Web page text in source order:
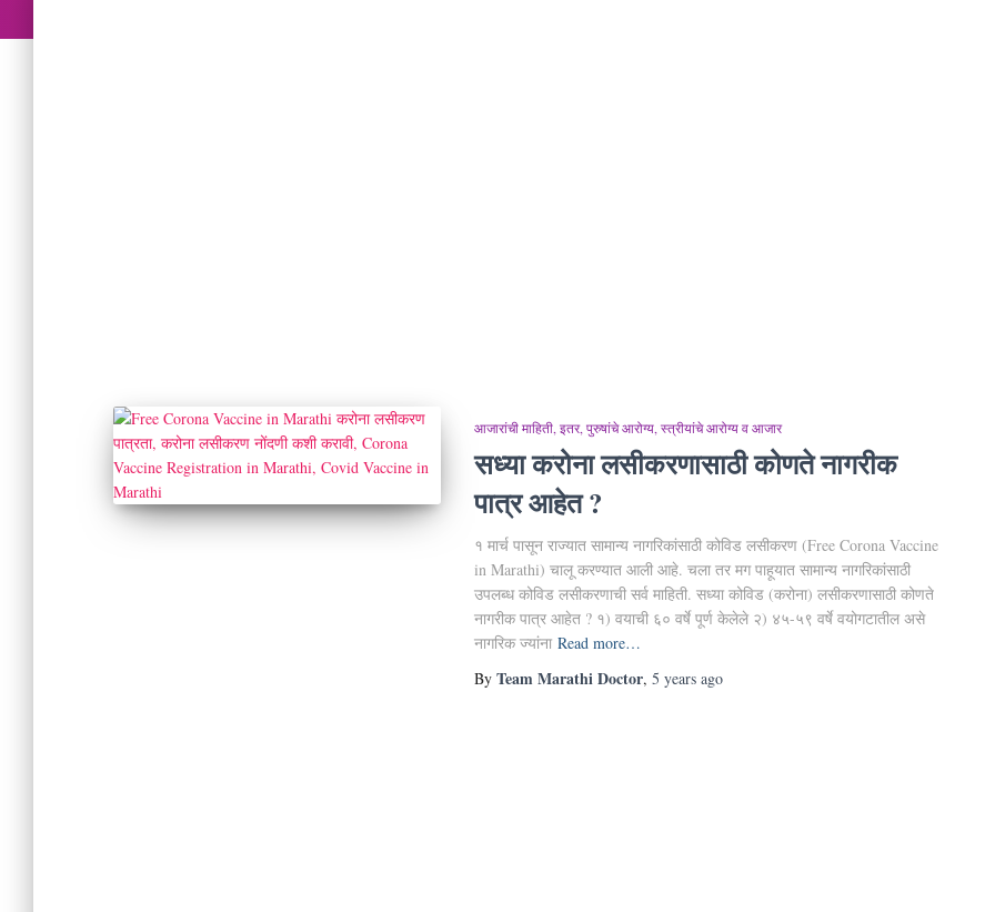
आजारांची माहिती इतर पुरुषांचे आरोग्य स्त्रीयांचे आरोग्य व आजार
सध्या करोना लसीकरणासाठी कोणते नागरीक
पात्र आहेत ?
१ मार्च पासून राज्यात सामान्य नागरिकांसाठी कोविड लसीकरण (Free Corona Vaccine
in Marathi) चालू करण्यात आली आहे. चला तर मग पाहूयात सामान्य नागरिकांसाठी
उपलब्ध कोविड लसीकरणाची सर्व माहिती. सध्या कोविड (करोना) लसीकरणासाठी कोणते
नागरीक पात्र आहेत ? १) वयाची ६० वर्षे पूर्ण केलेले २) ४५-५९ वर्षे वयोगटातील असे
नागरिक ज्यांना Read more…
By Team Marathi Doctor, 5 years ago